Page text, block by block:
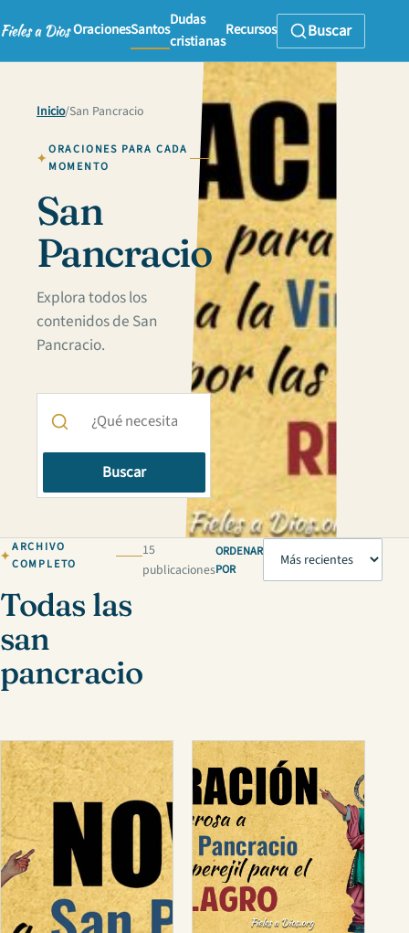
OracionesSantos
Dudas
cristianas
Recursos Buscar
Inicio/San Pancracio
ORACIONES PARA CADA
MOMENTO
San
Pancracio
Explora todos los
contenidos de San
Pancracio.
Buscar
ARCHIVO
COMPLETO
Todas las
san
pancracio
15
publicaciones
ORDENAR
POR